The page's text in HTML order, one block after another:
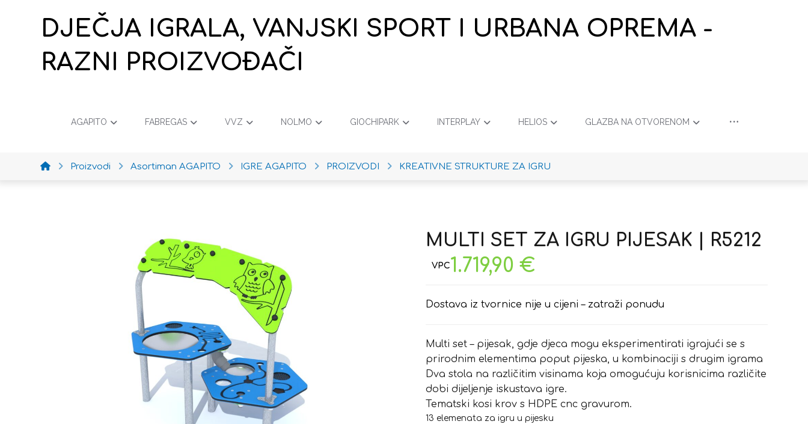
DJEČJA IGRALA, VANJSKI SPORT I URBANA OPREMA -
RAZNI PROIZVOĐAČI
AGAPITO FABREGAS VVZ NOLMO GIOCHIPARK INTERPLAY HELIOS GLAZBA NA OTVORENOM
Proizvodi Asortiman AGAPITO IGRE AGAPITO PROIZVODI KREATIVNE STRUKTURE ZA IGRU
MULTI SET ZA IGRU PIJESAK | R5212
1.719,90€
Dostava iz tvornice nije u cijeni – zatraži ponudu
Multi set – pijesak, gdje djeca mogu eksperimentirati igrajući se s
prirodnim elementima poput pijeska, u kombinaciji s drugim igrama
Dva stola na različitim visinama koja omogućuju korisnicima različite
dobi dijeljenje iskustava igre.
Tematski kosi krov s HDPE cnc gravurom.
13 elemenata za igru u pijesku